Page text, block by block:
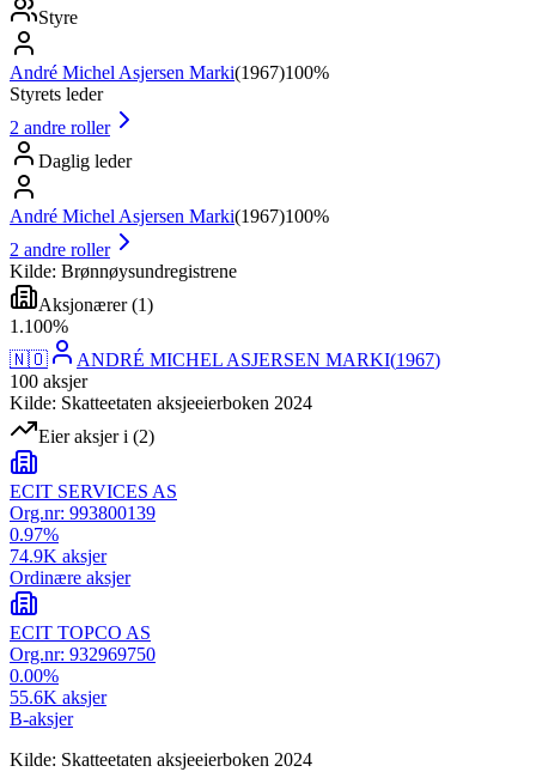
Styre
André Michel Asjersen Marki(1967)100%
Styrets leder
2 andre roller
Daglig leder
André Michel Asjersen Marki(1967)100%
2 andre roller
Kilde: Brønnøysundregistrene
Aksjonærer(1)
1 .100%
🇳🇴
ANDRÉ MICHEL ASJERSEN MARKI(1967)
100 aksjer
Kilde: Skatteetaten aksjeeierboken 2024
Eier aksjer i (2)
ECIT SERVICES AS
Org.nr: 993800139
0.97%
74.9K aksjer
Ordinære aksjer
ECIT TOPCO AS
Org.nr: 932969750
0.00%
55.6K aksjer
B-aksjer
Kilde: Skatteetaten aksjeeierboken 2024